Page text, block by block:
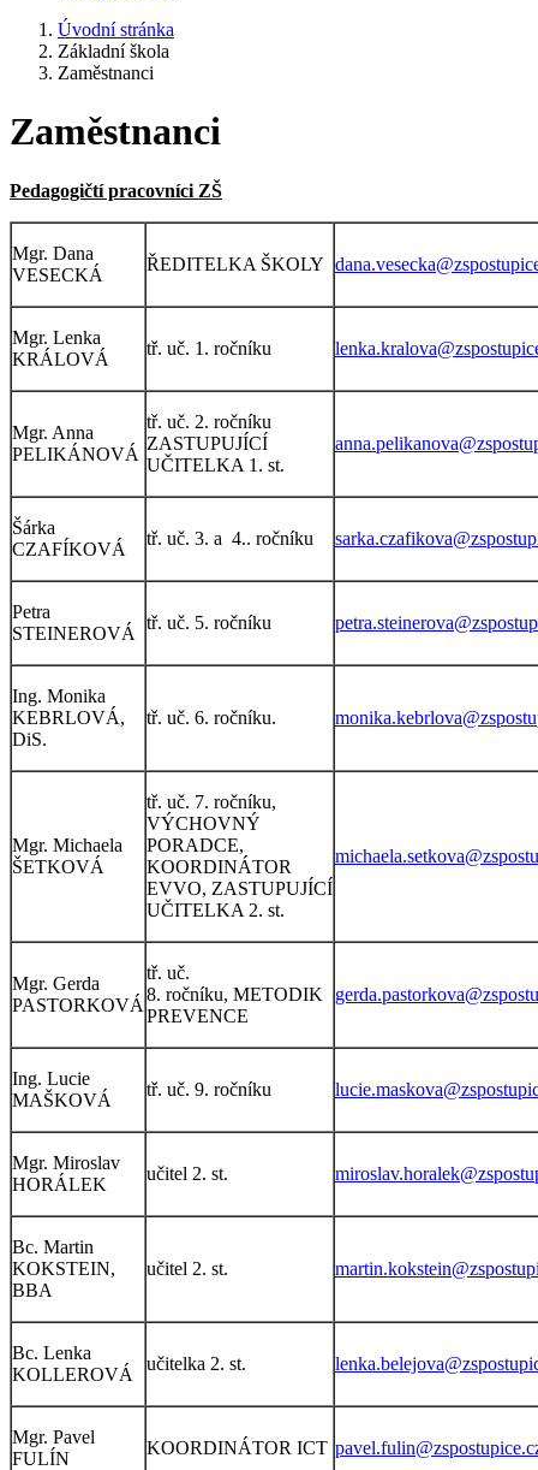
Úvodní stránka
Základní škola
Zaměstnanci
Zaměstnanci
Pedagogičtí pracovníci ZŠ
Mgr. Dana
VESECKÁ
ŘEDITELKA ŠKOLY
Mgr. Lenka
KRÁLOVÁ
tř. uč. 1. ročníku
Mgr. Anna
PELIKÁNOVÁ
tř. uč. 2. ročníku
ZASTUPUJÍCÍ
UČITELKA 1. st.
Šárka
CZAFÍKOVÁ
tř. uč. 3. a 4.. ročníku
Petra
STEINEROVÁ
tř. uč. 5. ročníku
Ing. Monika
KEBRLOVÁ,
DiS.
tř. uč. 6. ročníku.
Mgr. Michaela
ŠETKOVÁ
tř. uč. 7. ročníku,
VÝCHOVNÝ
PORADCE,
KOORDINÁTOR
EVVO, ZASTUPUJÍCÍ
UČITELKA 2. st.
Mgr. Gerda
PASTORKOVÁ
tř. uč.
8. ročníku, METODIK
PREVENCE
Ing. Lucie
MAŠKOVÁ
tř. uč. 9. ročníku
Mgr. Miroslav
HORÁLEK
učitel 2. st.
Bc. Martin
KOKSTEIN,
BBA
učitel 2. st.
Bc. Lenka
KOLLEROVÁ
učitelka 2. st.
Mgr. Pavel
FULÍN
KOORDINÁTOR ICT